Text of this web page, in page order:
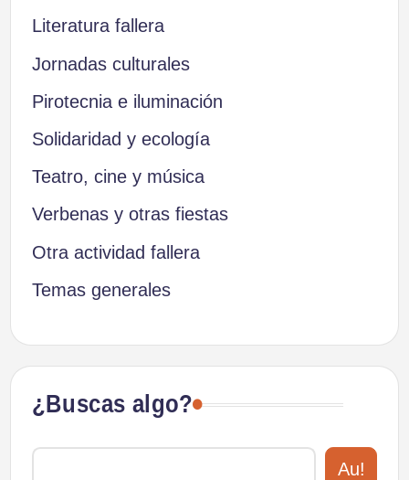
Literatura fallera
Jornadas culturales
Pirotecnia e iluminación
Solidaridad y ecología
Teatro, cine y música
Verbenas y otras fiestas
Otra actividad fallera
Temas generales
¿Buscas algo?
Au!